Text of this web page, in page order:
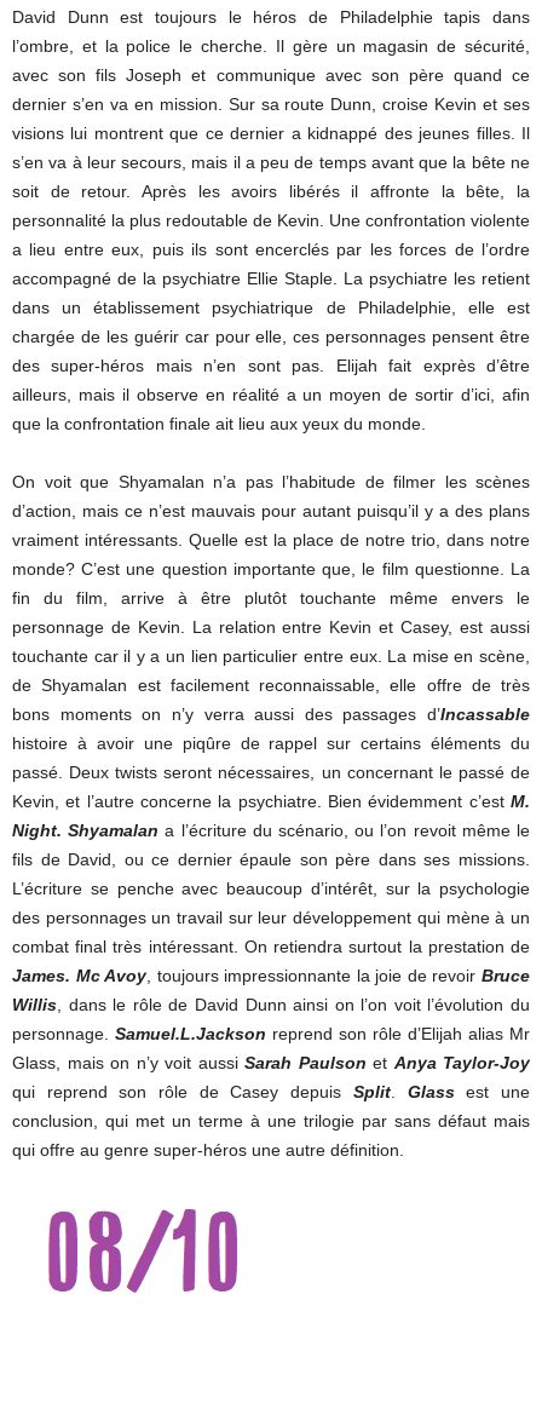
David Dunn est toujours le héros de Philadelphie tapis dans
l’ombre, et la police le cherche. Il gère un magasin de sécurité,
avec son fils Joseph et communique avec son père quand ce
dernier s’en va en mission. Sur sa route Dunn, croise Kevin et ses
visions lui montrent que ce dernier a kidnappé des jeunes filles. Il
s’en va à leur secours, mais il a peu de temps avant que la bête ne
soit de retour. Après les avoirs libérés il affronte la bête, la
personnalité la plus redoutable de Kevin. Une confrontation violente
a lieu entre eux, puis ils sont encerclés par les forces de l’ordre
accompagné de la psychiatre Ellie Staple. La psychiatre les retient
dans un établissement psychiatrique de Philadelphie, elle est
chargée de les guérir car pour elle, ces personnages pensent être
des super-héros mais n’en sont pas. Elijah fait exprès d’être
ailleurs, mais il observe en réalité a un moyen de sortir d’ici, afin
que la confrontation finale ait lieu aux yeux du monde.
On voit que Shyamalan n’a pas l’habitude de filmer les scènes
d’action, mais ce n’est mauvais pour autant puisqu’il y a des plans
vraiment intéressants. Quelle est la place de notre trio, dans notre
monde? C’est une question importante que, le film questionne. La
fin du film, arrive à être plutôt touchante même envers le
personnage de Kevin. La relation entre Kevin et Casey, est aussi
touchante car il y a un lien particulier entre eux. La mise en scène,
de Shyamalan est facilement reconnaissable, elle offre de très
bons moments on n’y verra aussi des passages d’Incassable
histoire à avoir une piqûre de rappel sur certains éléments du
passé. Deux twists seront nécessaires, un concernant le passé de
Kevin, et l’autre concerne la psychiatre. Bien évidemment c’estM.
Night. Shyamalan a l’écriture du scénario, ou l’on revoit même le
fils de David, ou ce dernier épaule son père dans ses missions.
L’écriture se penche avec beaucoup d’intérêt, sur la psychologie
des personnages un travail sur leur développement qui mène à un
combat final très intéressant. On retiendra surtout la prestation de
James. Mc Avoy, toujours impressionnante la joie de revoirBruce
Willis, dans le rôle de David Dunn ainsi on l’on voit l’évolution du
personnage. Samuel.L.Jackson reprend son rôle d’Elijah alias Mr
Glass, mais on n’y voit aussi Sarah Paulson et Anya Taylor-Joy
qui reprend son rôle de Casey depuis Split. Glassest une
conclusion, qui met un terme à une trilogie par sans défaut mais
qui offre au genre super-héros une autre définition.